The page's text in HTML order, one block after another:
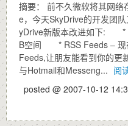
摘要： 前不久微软将其网
e，今天SkyDrive的开发团
yDrive新版本改进如下: *
B空间 * RSS Feeds – 现
Feeds,让朋友能看到你的
与Hotmail和Messeng... 阅
posted @ 2007-10-12